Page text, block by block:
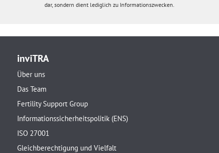
dar, sondern dient lediglich zu Informationszwecken.
inviTRA
Über uns
Das Team
Fertility Support Group
Informationssicherheitspolitik (ENS)
ISO 27001
Gleichberechtigung und Vielfalt